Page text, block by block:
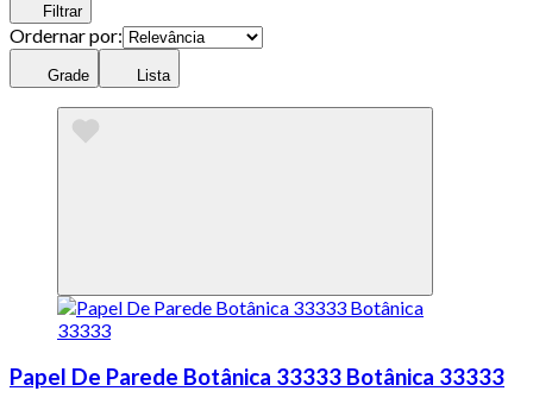
Filtrar
Ordernar por:
Grade Lista
Papel De Parede Botânica 33333 Botânica 33333